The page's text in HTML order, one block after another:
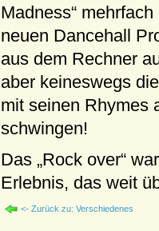
Madness“
neuen Dancehall
aus dem Rechner
aber keineswegs
mit seinen Rhymes
schwingen!
Das „Rock over“
Erlebnis, das weit
<- Zurück zu: Verschiedenes